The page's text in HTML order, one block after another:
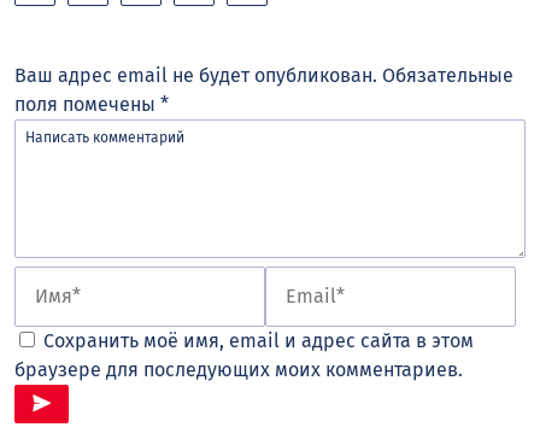
Ваш адрес email не будет опубликован. Обязательные
поля помечены *
Сохранить моё имя, email и адрес сайта в этом
браузере для последующих моих комментариев.